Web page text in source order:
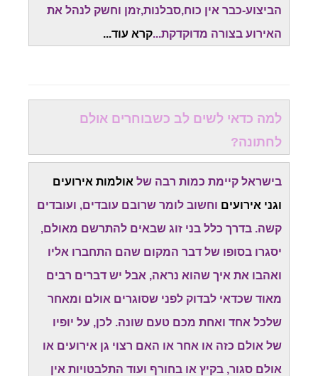
הביצוע-כבר אין כוח,סבלנות,זמן וחשק לנהל את
האירוע בצורה מדוקדקת...קרא עוד...
למה כדאי לשים לב כשבוחרים אולם
לחתונה?
בישראל קיימת כמות רבה של אולמות אירועים
וגני אירועים וחשוב לומר שרובם עובדים, ועובדים
קשה. בדרך כלל בני זוג שבאים להתרשם מאולם,
יסגרו בסופו של דבר המקום שהם התחברו אליו
ואהבו את איך שהוא נראה, אבל יש דברים רבים
מאוד שכדאי לבדוק לפני שסוגרים אולם ומאחר
שלכל אחד ואחת מכם טעם שונה. לכן, על יופיו
של אולם כזה או אחר או האם רצוי גן אירועים או
אולם סגור, בקיץ או בחורף ועוד התלבטויות אין